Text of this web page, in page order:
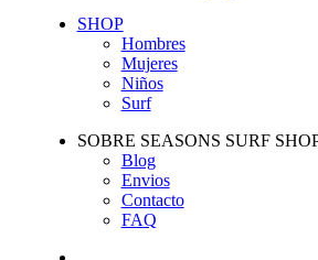
SHOP
Hombres
Mujeres
Niños
Surf
SOBRE SEASONS SURF
Blog
Envios
Contacto
FAQ